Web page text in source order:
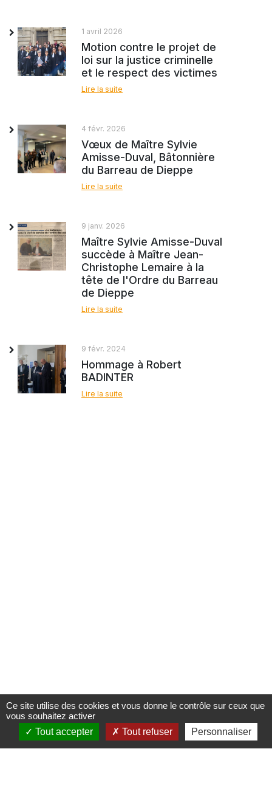
1 avril 2026
Motion contre le projet de
loi sur la justice criminelle
et le respect des victimes
Lire la suite
4 févr. 2026
Vœux de Maître Sylvie
Amisse-Duval, Bâtonnière
du Barreau de Dieppe
Lire la suite
9 janv. 2026
Maître Sylvie Amisse-Duval
succède à Maître Jean-
Christophe Lemaire à la
tête de l'Ordre du Barreau
de Dieppe
Lire la suite
9 févr. 2024
Hommage à Robert
BADINTER
Lire la suite
Ce site utilise des cookies et vous donne le contrôle sur ceux que
vous souhaitez activer
Tout accepter
Tout refuser Personnaliser